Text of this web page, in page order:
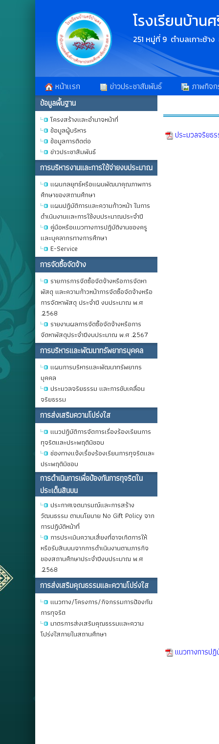
โรงเรียนบ้าน
251 หมู่ที่ 9 ตำบลเกาะช้า
หน้าเเรก ข่าวประชาสัมพันธ์ ภาพกิจ
ข้อมูลพื้นฐาน
โครงสร้างและอำนาจหน้าที่
ข้อมูลผู้บริหาร
ข้อมูลการติดต่อ
ข่าวประชาสัมพันธ์
การบริหารงานและการใช้จ่ายงบประมาณ
แผนกลยุทธ์หรือแผนพัฒนาคุณภาพการ
ศึกษาของสถานศึกษา
แผนปฏิบัติการและความก้าวหน้า ในการ
ดำเนินงานและการใช้งบประมาณประจำปี
คู่มือหรือแนวทางการปฏิบัติงานของครู
และบุคลากรทางการศึกษา
E-Service
การจัดซื้อจัดจ้าง
รายการการจัดซื้อจัดจ้างหรือการจัดหา
พัสดุ และความก้าวหน้าการจัดซื้อจัดจ้างหรือ
การจัดหาพัสดุ ประจำปี งบประมาณ พ.ศ
.2568
รายงานผลการจัดซื้อจัดจ้างหรือการ
จัดหาพัสดุประจำปีงบประมาณ พ.ศ .2567
การบริหารและพัฒนาทรัพยากรบุคคล
แผนการบริหารและพัฒนาทรัพยากร
บุคคล
ประมวลจริยธรรม และการขับเคลื่อน
จริยธรรม
การส่งเสริมความโปร่งใส
แนวปฏิบัติการจัดการเรื่องร้องเรียนการ
ทุจริตและประพฤติมิชอบ
ช่องทางแจ้งเรื่องร้องเรียนการทุจริตและ
ประพฤติมิชอบ
การดําเนินการเพื่อป้องกันการทุจริตใน
ประเด็นสินบน
ประกาศเจตนารมณ์และการสร้าง
วัฒนธรรม ตามนโยบาย No Gift Policy จาก
การปฏิบัติหน้าที่
การประเมินความเสี่ยงที่อาจเกิดการให้
หรือรับสินบนจากการดำเนินงานตามภารกิจ
ของสถานศึกษาประจำปีงบประมาณ พ.ศ
.2568
การส่งเสริมคุณธรรมและความโปร่งใส
แนวทาง/โครงการ/กิจกรรมการป้องกัน
การทุจริต
มาตรการส่งเสริมคุณธรรมและความ
โปร่งใสภายในสถานศึกษา
ประมวลจริยธ
เเนวทางการป